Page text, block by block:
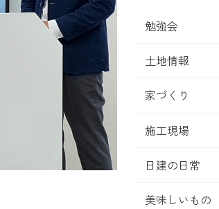
勉強会
土地情報
家づくり
施工現場
日建の日常
美味しいもの